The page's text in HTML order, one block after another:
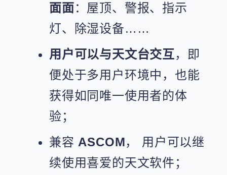
面面：屋顶、警报、指示
灯、除湿设备……
用户可以与天文台交互 ，即
便处于多用户环境中，也能
获得如同唯一使用者的体
验；
兼容 ASCOM， 用户可以继
续使用喜爱的天文软件；